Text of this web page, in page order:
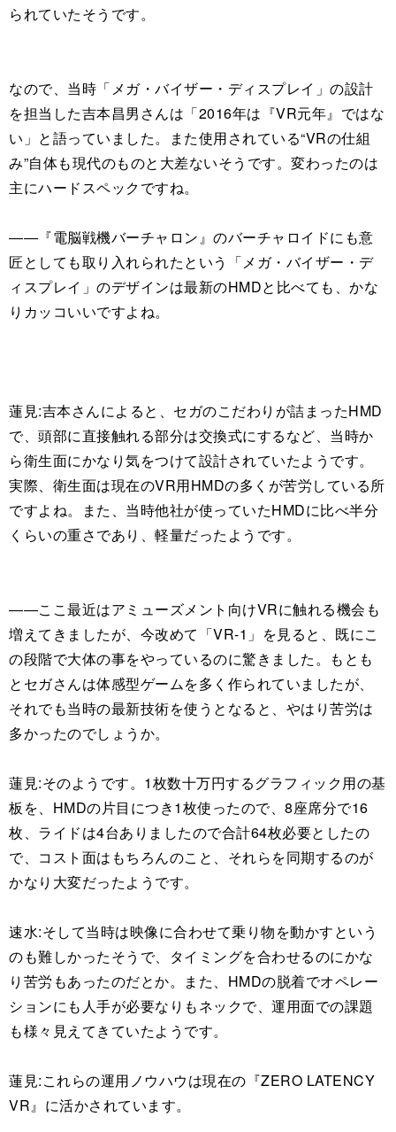
られていたそうです。
なので、当時「メガ・バイザー・ディスプレイ」の設計
を担当した吉本昌男さんは「2016年は『VR元年』ではな
い」と語っていました。また使用されている“VRの仕組
み”自体も現代のものと大差ないそうです。変わったのは
主にハードスペックですね。
――『電脳戦機バーチャロン』のバーチャロイドにも意
匠としても取り入れられたという「メガ・バイザー・デ
ィスプレイ」のデザインは最新のHMDと比べても、かな
りカッコいいですよね。
蓮見:吉本さんによると、セガのこだわりが詰まったHMD
で、頭部に直接触れる部分は交換式にするなど、当時か
ら衛生面にかなり気をつけて設計されていたようです。
実際、衛生面は現在のVR用HMDの多くが苦労している所
ですよね。また、当時他社が使っていたHMDに比べ半分
くらいの重さであり、軽量だったようです。
――ここ最近はアミューズメント向けVRに触れる機会も
増えてきましたが、今改めて「VR-1」を見ると、既にこ
の段階で大体の事をやっているのに驚きました。もとも
とセガさんは体感型ゲームを多く作られていましたが、
それでも当時の最新技術を使うとなると、やはり苦労は
多かったのでしょうか。
蓮見:そのようです。1枚数十万円するグラフィック用の基
板を、HMDの片目につき1枚使ったので、8座席分で16
枚、ライドは4台ありましたので合計64枚必要としたの
で、コスト面はもちろんのこと、それらを同期するのが
かなり大変だったようです。
速水:そして当時は映像に合わせて乗り物を動かすという
のも難しかったそうで、タイミングを合わせるのにかな
り苦労もあったのだとか。また、HMDの脱着でオペレー
ションにも人手が必要なりもネックで、運用面での課題
も様々見えてきていたようです。
蓮見:これらの運用ノウハウは現在の『ZERO LATENCY
VR』に活かされています。